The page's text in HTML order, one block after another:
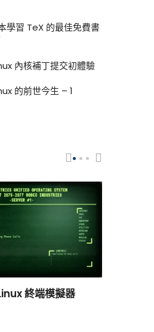
學習 TeX 的最佳免費書
內核補丁提交初體驗
的前世今生 – 1
終端模擬器